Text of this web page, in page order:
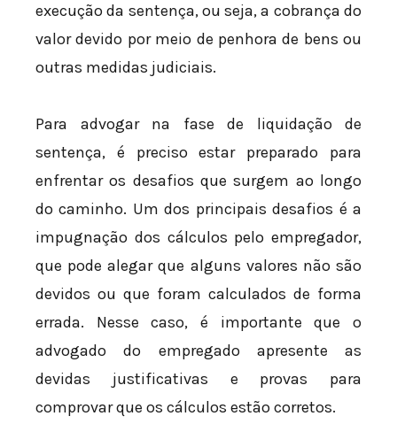
execução da sentença, ou seja, a cobrança do
valor devido por meio de penhora de bens ou
outras medidas judiciais.
Para advogar na fase de liquidação de
sentença, é preciso estar preparado para
enfrentar os desafios que surgem ao longo
do caminho. Um dos principais desafios é a
impugnação dos cálculos pelo empregador,
que pode alegar que alguns valores não são
devidos ou que foram calculados de forma
errada. Nesse caso, é importante que o
advogado do empregado apresente as
devidas justificativas e provas para
comprovar que os cálculos estão corretos.